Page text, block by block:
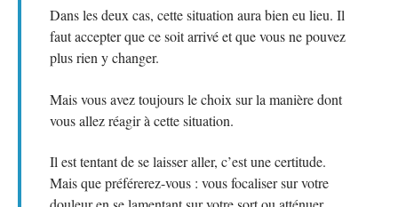
Dans les deux cas, cette situation aura bien eu lieu. Il
faut accepter que ce soit arrivé et que vous ne pouvez
plus rien y changer.
Mais vous avez toujours le choix sur la manière dont
vous allez réagir à cette situation.
Il est tentant de se laisser aller, c’est une certitude.
Mais que préférerez-vous : vous focaliser sur votre